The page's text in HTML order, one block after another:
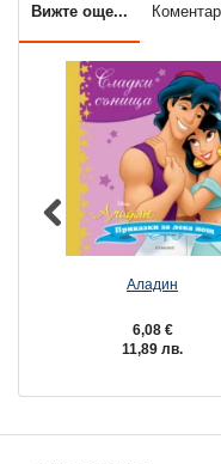
Вижте още...
Аладин
6,08 €
11,89 лв.